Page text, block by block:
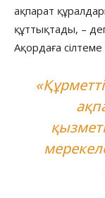
ақпарат
құттықтады, –
Ақордаға сілтеме